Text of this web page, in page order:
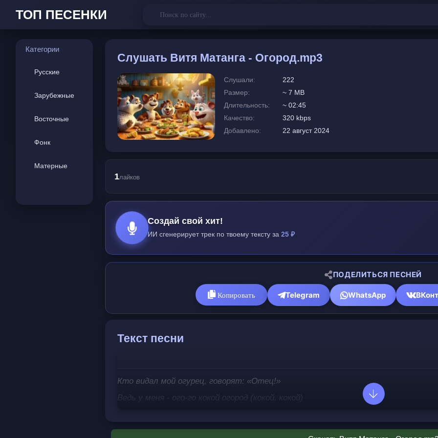
ТОП ПЕСЕНКИ
Категории
Русские
Зарубежные
Восточные
Фонк
Матерные
Слушать Витя Матанга - Огород.mp3
Слушали:
222
Размер:
~ 7 MB
Длительность:
~ 02:45
Качество:
320 kbps
Добавлено:
22 август 2024
1лайков
Создай свой хит!
ИИ сгенерирует трек по твоему тексту за 25 ₽
ПОДЕЛИТЬСЯ ПЕСНЕЙ
Копировать Telegram WhatsApp
Текст песни
Кто видал мой огурец, говорят: «Отец!»
Ведь у меня - ого-го кокой огород (кокой, кокой)
Ого-го кокой огород (е)